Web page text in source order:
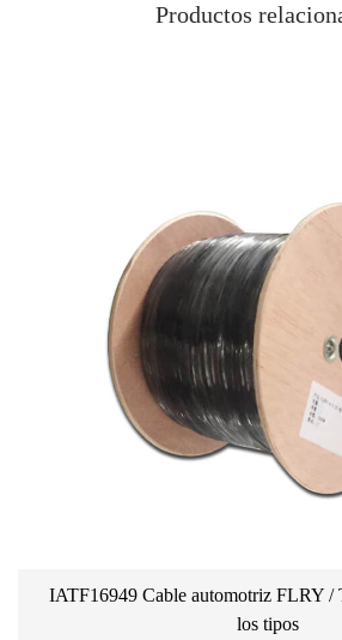
Productos
IATF16949 Cable automotriz FLRY /
los tipos